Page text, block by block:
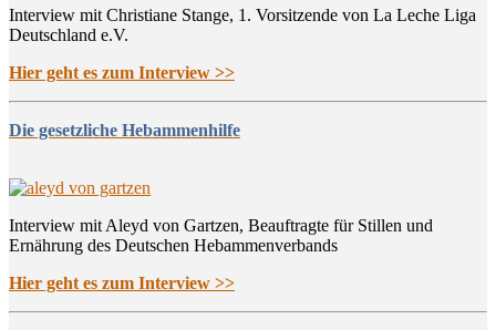
Interview mit Christiane Stange, 1. Vorsitzende von La Leche Liga
Deutschland e.V.
Hier geht es zum Interview >>
Die gesetzliche Hebammenhilfe
Interview mit Aleyd von Gartzen, Beauftragte für Stillen und
Ernährung des Deutschen Hebammenverbands
Hier geht es zum Interview >>